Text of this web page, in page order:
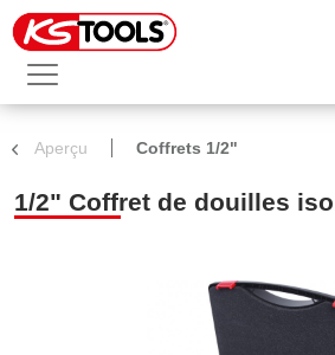
Aperçu Coffrets 1/2"
1/2" Coffret de douilles